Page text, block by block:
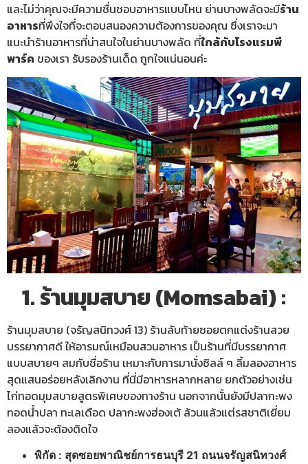
และไม่ว่าคุณจะมีความชื่นชอบอาหารแบบไหน ย่านบางพลัดจะมีร้าน
อาหารที่พึงใจที่จะตอบสนองความต้องการของคุณ ซึ่งเราจะมา
แนะนำร้านอาหารที่น่าสนใจในย่านบางพลัด ที่ใกล้กับโรงแรมพี
พาร์ค ของเรา รับรองร้านเด็ด ถูกใจแน่นอนค่ะ
1. ร้านมุมสบาย (Momsabai) :
ร้านมุมสบาย (จรัญสนิทวงศ์ 13) ร้านลับท้ายซอยตกแต่งร้านสวย
บรรยากาศดี ให้อารมณ์เหมือนสวนอาหาร เป็นร้านที่มีบรรยากาศ
แบบสบายๆ สมกับชื่อร้าน เหมาะกับการมานั่งชิลล์ ๆ ลิ้มลองอาหาร
สุดแสนอร่อยหลังเลิกงาน ที่นี่มีอาหารหลากหลาย ยกตัวอย่างเช่น
ไก่ทอดมุมสบายสูตรพิเศษของทางร้าน นอกจากนั้นยังมีปลากะพง
ทอดน้ำปลา ทะเลเดือด ปลากะพงฮ่องเต้ ล้วนแล้วแต่รสชาติเยี่ยม
ลองแล้วจะต้องติดใจ
พิกัด : สุดซอยพาณิชย์การธนบุรี 21 ถนนจรัญสนิทวงศ์